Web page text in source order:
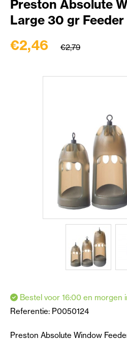
Preston Absolute
Large 30 gr Feeder
€2,46 €2,79
Bestel voor 16:00 en morgen
Referentie: P0050124
Preston Absolute Window